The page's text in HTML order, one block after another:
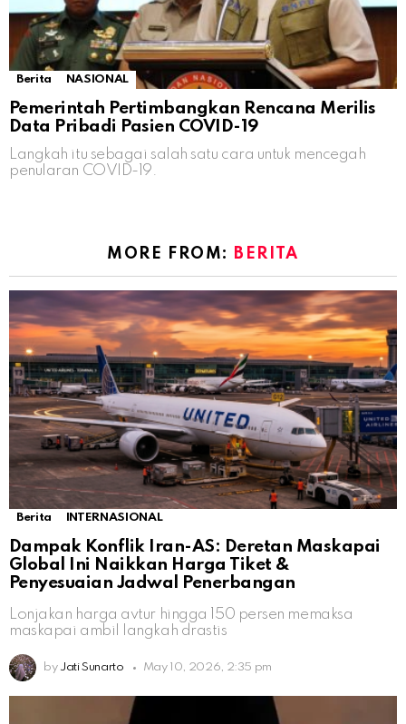
Berita NASIONAL
Pemerintah Pertimbangkan Rencana Merilis
Data Pribadi Pasien COVID-19
Langkah itu sebagai salah satu cara untuk mencegah
penularan COVID-19.
MORE FROM: BERITA
Berita INTERNASIONAL
Dampak Konflik Iran-AS: Deretan Maskapai
Global Ini Naikkan Harga Tiket &
Penyesuaian Jadwal Penerbangan
Lonjakan harga avtur hingga 150 persen memaksa
maskapai ambil langkah drastis
by Jati Sunarto May 10, 2026, 2:35 pm